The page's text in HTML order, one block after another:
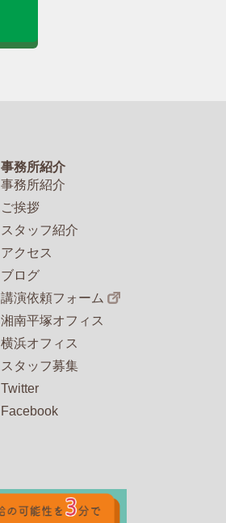
事務所紹介
事務所紹介
ご挨拶
スタッフ紹介
アクセス
ブログ
講演依頼フォーム
湘南平塚オフィス
横浜オフィス
スタッフ募集
Twitter
Facebook